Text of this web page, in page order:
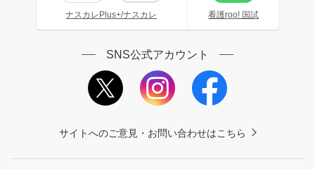
ナスカレPlus+/ナスカレ 看護roo! 国試
SNS公式アカウント
サイトへのご意見・お問い合わせはこちら